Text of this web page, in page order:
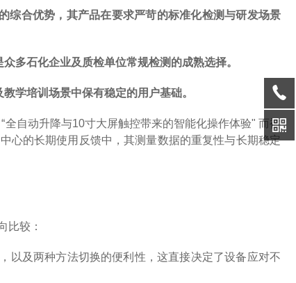
综合优势，其产品在要求严苛的标准化检测与研发场景
多石化企业及质检单位常规检测的成熟选择。
学培训场景中保有稳定的用户基础。
“全自动升降与10寸大屏触控带来的智能化操作体验"而被
心的长期使用反馈中，其测量数据的重复性与长期稳定
比较：
以及两种方法切换的便利性，这直接决定了设备应对不